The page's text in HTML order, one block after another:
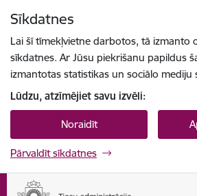
Sīkdatnes
Lai šī tīmekļvietne darbotos, tā izmanto
sīkdatnes. Ar Jūsu piekrišanu papildus
izmantotas statistikas un sociālo mediju
Lūdzu, atzīmējiet savu izvēli:
Noraidīt
Pārvaldīt sīkdatnes